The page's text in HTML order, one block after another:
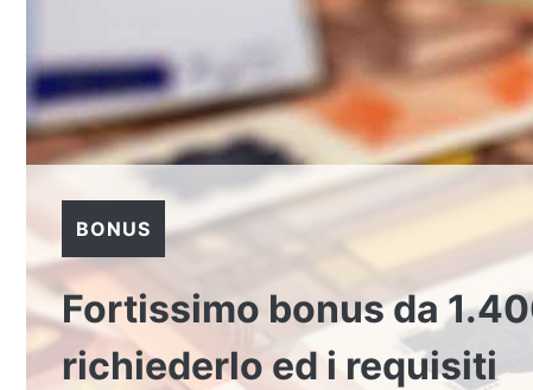
BONUS
Fortissimo bonus da
richiederlo ed i requisiti